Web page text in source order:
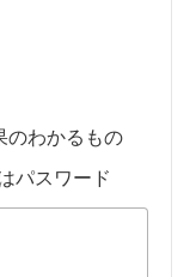
のわかるもの
パスワード